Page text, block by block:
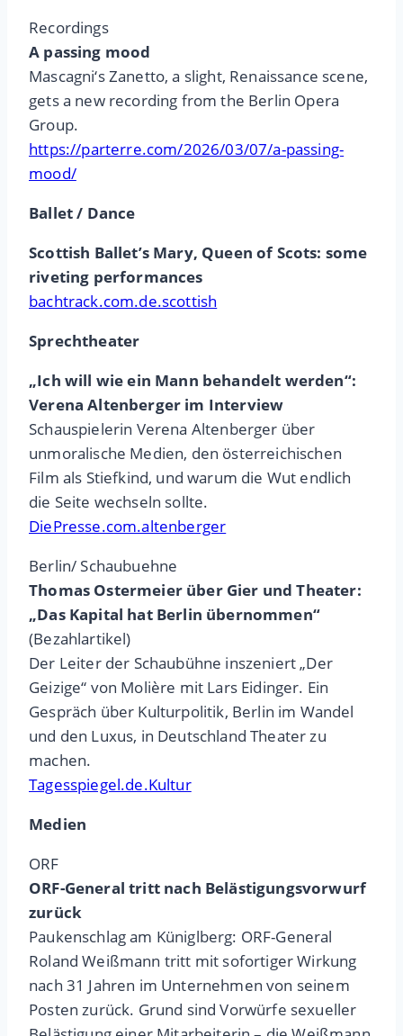
Recordings
A passing mood
Mascagni‘s Zanetto, a slight, Renaissance scene,
gets a new recording from the Berlin Opera
Group.
https://parterre.com/2026/03/07/a-passing-
mood/
Ballet / Dance
Scottish Ballet’s Mary, Queen of Scots: some
riveting performances
bachtrack.com.de.scottish
Sprechtheater
„Ich will wie ein Mann behandelt werden“:
Verena Altenberger im Interview
Schauspielerin Verena Altenberger über
unmoralische Medien, den österreichischen
Film als Stiefkind, und warum die Wut endlich
die Seite wechseln sollte.
DiePresse.com.altenberger
Berlin/ Schaubuehne
Thomas Ostermeier über Gier und Theater:
„Das Kapital hat Berlin übernommen“
(Bezahlartikel)
Der Leiter der Schaubühne inszeniert „Der
Geizige“ von Molière mit Lars Eidinger. Ein
Gespräch über Kulturpolitik, Berlin im Wandel
und den Luxus, in Deutschland Theater zu
machen.
Tagesspiegel.de.Kultur
Medien
ORF
ORF-General tritt nach Belästigungsvorwurf
zurück
Paukenschlag am Küniglberg: ORF-General
Roland Weißmann tritt mit sofortiger Wirkung
nach 31 Jahren im Unternehmen von seinem
Posten zurück. Grund sind Vorwürfe sexueller